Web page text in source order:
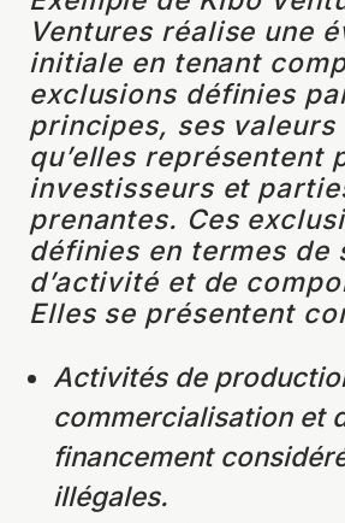
Ventures réalise une
initiale en tenant
exclusions définies
principes, ses valeurs
qu’elles représentent
investisseurs et
prenantes. Ces
définies en termes de
d’activité et de
Elles se présentent
Activités de
commercialisation et
financement
illégales.